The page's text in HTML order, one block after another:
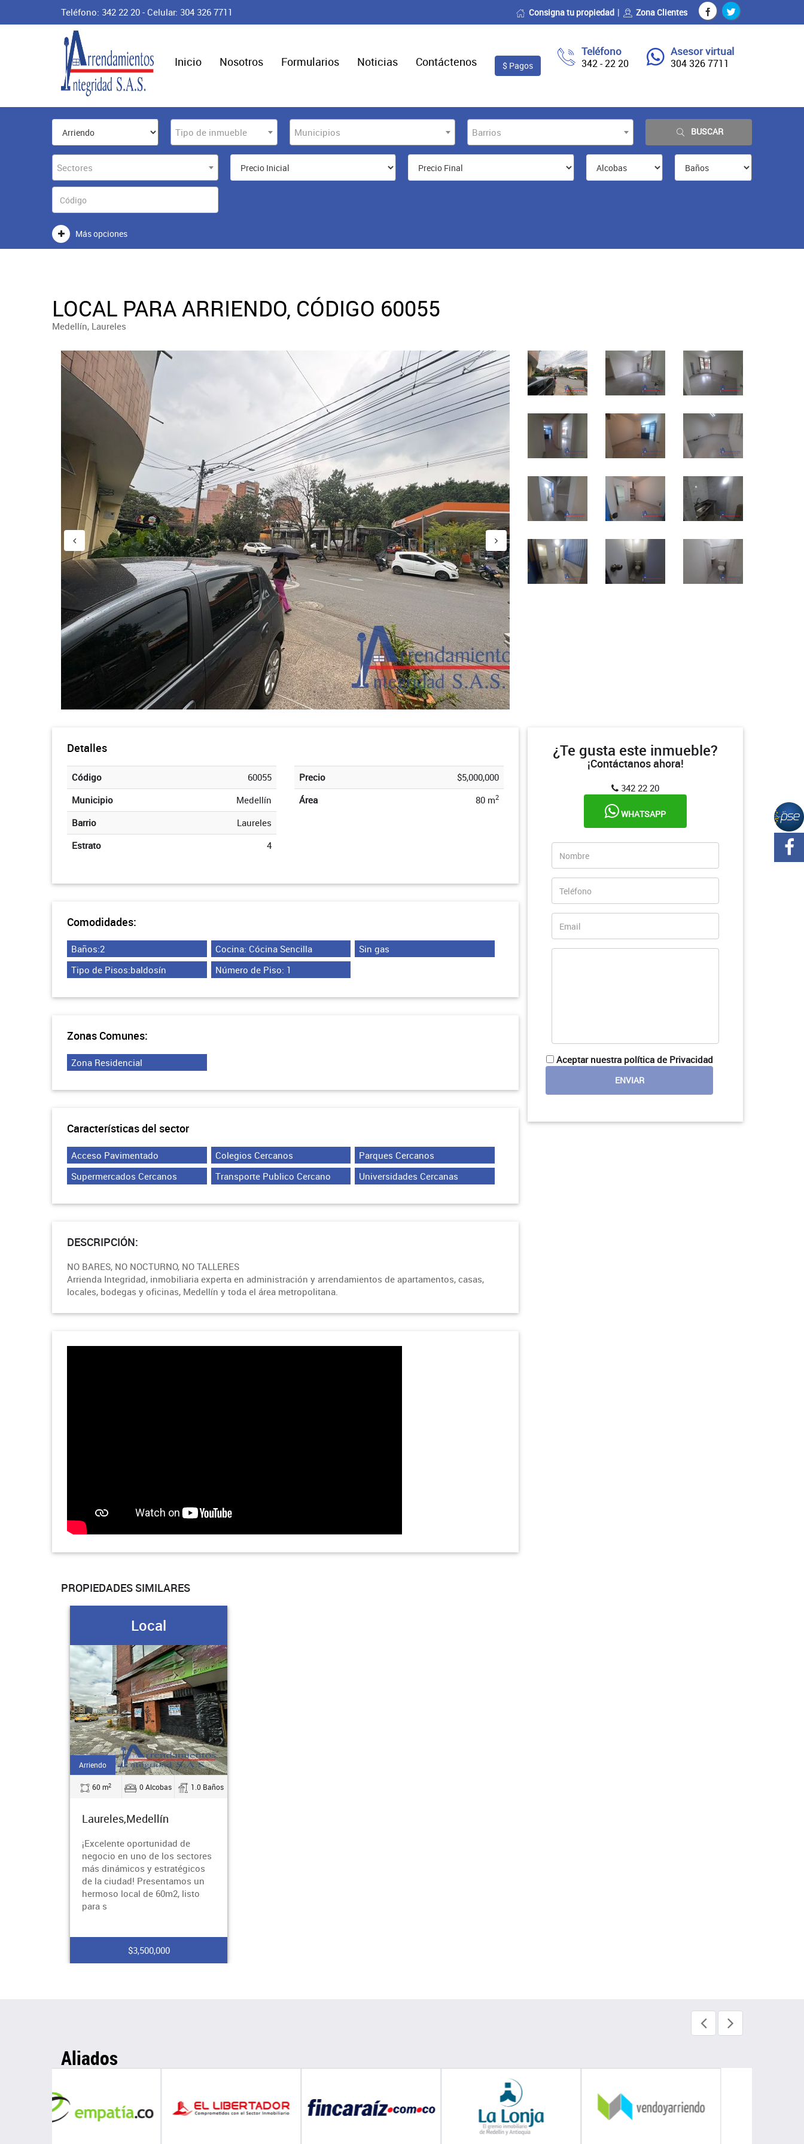
Teléfono: 342 22 20 - Celular: 304 326 7711 Consigna tu propiedad Zona Clientes
Teléfono
342 - 22 20
Asesor virtual
304 326 7711
Inicio Nosotros Formularios Noticias Contáctenos $ Pagos
Tipo de inmueble Municipios Barrios BUSCAR
Sectores
Más opciones
LOCAL PARA ARRIENDO, CÓDIGO 60055
Medellín, Laureles
Detalles
Código
60055
Municipio
Medellín
Barrio
Laureles
Estrato
4
Precio
$5,000,000
Área
80 m2
Comodidades:
Baños:2 Cocina: Cócina Sencilla
Sin gas
Tipo de Pisos:baldosín
Número de Piso: 1
Zonas Comunes:
Zona Residencial
Características del sector
Acceso Pavimentado Colegios Cercanos
Parques Cercanos
Supermercados Cercanos
Transporte Publico Cercano Universidades Cercanas
DESCRIPCIÓN:
NO BARES, NO NOCTURNO, NO TALLERES
Arrienda Integridad, inmobiliaria experta en administración y arrendamientos de apartamentos, casas,
locales, bodegas y oficinas, Medellín y toda el área metropolitana.
¿Te gusta este inmueble?
¡Contáctanos ahora!
342 22 20
WHATSAPP
Aceptar nuestra política de Privacidad
PROPIEDADES SIMILARES
Local
Arriendo
60 m2 0 Alcobas 1.0 Baños
Laureles,Medellín
¡Excelente oportunidad de
negocio en uno de los sectores
más dinámicos y estratégicos
de la ciudad! Presentamos un
hermoso local de 60m2, listo
para s
$3,500,000
Aliados